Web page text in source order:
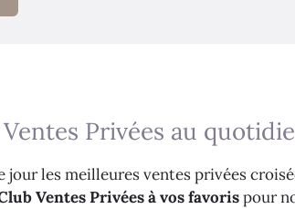
Privées au
jour les meilleures ventes privées
Ventes Privées à vos favorispour